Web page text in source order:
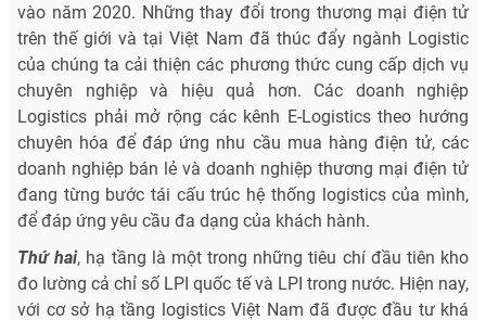
vào năm 2020. Những thay đổi trong thương mại điện tử
trên thế giới và tại Việt Nam đã thúc đẩy ngành Logistic
của chúng ta cải thiện các phương thức cung cấp dịch vụ
chuyên nghiệp và hiệu quả hơn. Các doanh nghiệp
Logistics phải mở rộng các kênh E-Logistics theo hướng
chuyên hóa để đáp ứng nhu cầu mua hàng điện tử, các
doanh nghiệp bán lẻ và doanh nghiệp thương mại điện tử
đang từng bước tái cấu trúc hệ thống logistics của mình,
để đáp ứng yêu cầu đa dạng của khách hành.
Thứ hai, hạ tầng là một trong những tiêu chí đầu tiên kho
đo lường cả chỉ số LPI quốc tế và LPI trong nước. Hiện nay,
với cơ sở hạ tầng logistics Việt Nam đã được đầu tư khá